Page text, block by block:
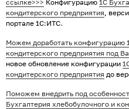
ссылке>>> Конфигурацию 1С
кондитерского предприятия,
портале 1С:ИТС.
Можем доработать конфигурацию
кондитерского предприятия под
новое обновление конфигурации
кондитерского предприятия до
Поможем внедрить под
Бухгалтерия хлебобулочного и